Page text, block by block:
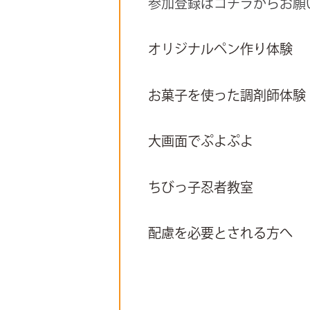
参加登録はコチラからお
オリジナルペン作り体験
お菓子を使った調剤師体験
大画面でぷよぷよ
ちびっ子忍者教室
配慮を必要とされる方へ